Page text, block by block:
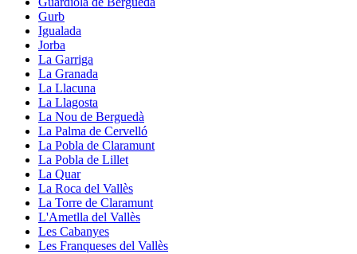
Gurb
Igualada
Jorba
La Garriga
La Granada
La Llacuna
La Llagosta
La Nou de Berguedà
La Palma de Cervelló
La Pobla de Claramunt
La Pobla de Lillet
La Quar
La Roca del Vallès
La Torre de Claramunt
L'Ametlla del Vallès
Les Cabanyes
Les Franqueses del Vallès